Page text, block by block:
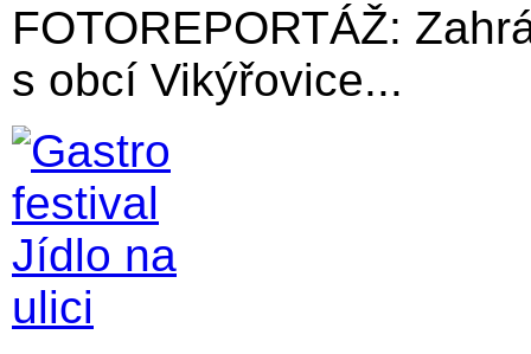
FOTOREPORTÁŽ:
s obcí Vikýřovice...